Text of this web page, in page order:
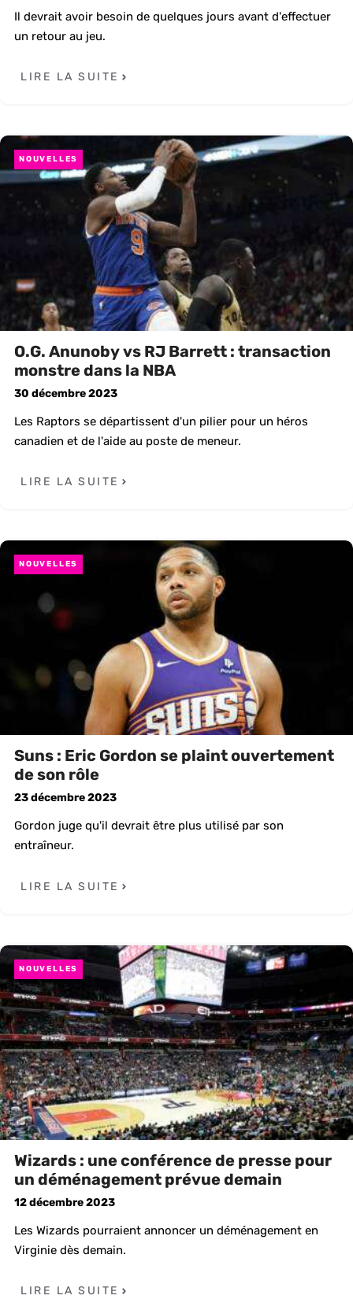
Il devrait avoir besoin de quelques jours avant d'effectuer
un retour au jeu.
LIRE LA SUITE
NOUVELLES
O.G. Anunoby vs RJ Barrett : transaction
monstre dans la NBA
30 décembre 2023
Les Raptors se départissent d'un pilier pour un héros
canadien et de l'aide au poste de meneur.
LIRE LA SUITE
NOUVELLES
Suns : Eric Gordon se plaint ouvertement
de son rôle
23 décembre 2023
Gordon juge qu'il devrait être plus utilisé par son
entraîneur.
LIRE LA SUITE
NOUVELLES
Wizards : une conférence de presse pour
un déménagement prévue demain
12 décembre 2023
Les Wizards pourraient annoncer un déménagement en
Virginie dès demain.
LIRE LA SUITE